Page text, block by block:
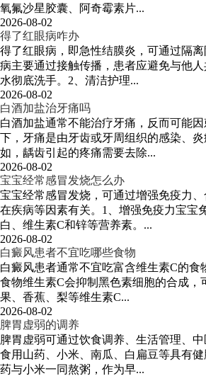
氧氟沙星胶囊、阿奇霉素片...
2026-08-02
得了红眼病咋办
得了红眼病，即急性结膜炎，可通过隔
病主要通过接触传播，患者应避免与他
水彻底洗手。2、清洁护理...
2026-08-02
白酒加盐治牙痛吗
白酒加盐通常不能治疗牙痛，反而可能
下，牙痛是由牙齿或牙周组织的感染、
如，龋齿引起的疼痛需要去除...
2026-08-02
宝宝经常感冒发烧怎么办
宝宝经常感冒发烧，可通过增强免疫力
在疾病等因素有关。1、增强免疫力宝宝
白、维生素C和锌等营养素。...
2026-08-02
白癜风患者不宜吃哪些食物
白癜风患者通常不宜吃富含维生素C的
食物维生素C会抑制黑色素细胞的合成
果、香蕉、梨等维生素C...
2026-08-02
脾胃虚弱的调养
脾胃虚弱可通过饮食调养、生活管理、
食用山药、小米、南瓜、白扁豆等具有
药与小米一同熬粥，作为早...